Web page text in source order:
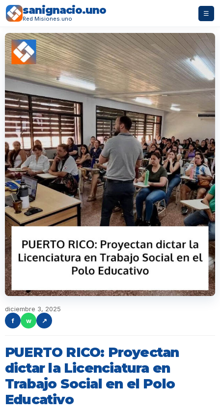
sanignacio.uno
Red Misiones.uno
☰
diciembre 3, 2025
f
w ↗
PUERTO RICO: Proyectan
dictar la Licenciatura en
Trabajo Social en el Polo
Educativo